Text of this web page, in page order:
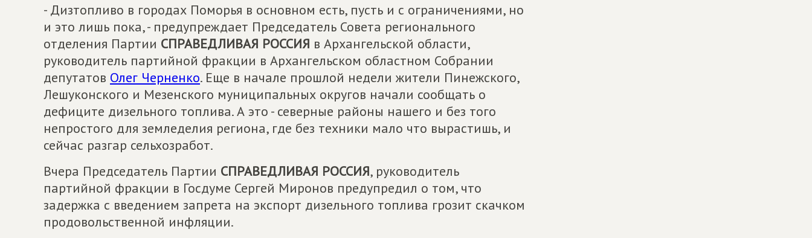
- Дизтопливо в городах Поморья в основном есть, пусть и с ограничениями, но
и это лишь пока, - предупреждает Председатель Совета регионального
отделения Партии СПРАВЕДЛИВАЯ РОССИЯ в Архангельской области,
руководитель партийной фракции в Архангельском областном Собрании
депутатов Олег Черненко. Еще в начале прошлой недели жители Пинежского,
Лешуконского и Мезенского муниципальных округов начали сообщать о
дефиците дизельного топлива. А это - северные районы нашего и без того
непростого для земледелия региона, где без техники мало что вырастишь, и
сейчас разгар сельхозработ.
Вчера Председатель Партии СПРАВЕДЛИВАЯ РОССИЯ, руководитель
партийной фракции в Госдуме Сергей Миронов предупредил о том, что
задержка с введением запрета на экспорт дизельного топлива грозит скачком
продовольственной инфляции.